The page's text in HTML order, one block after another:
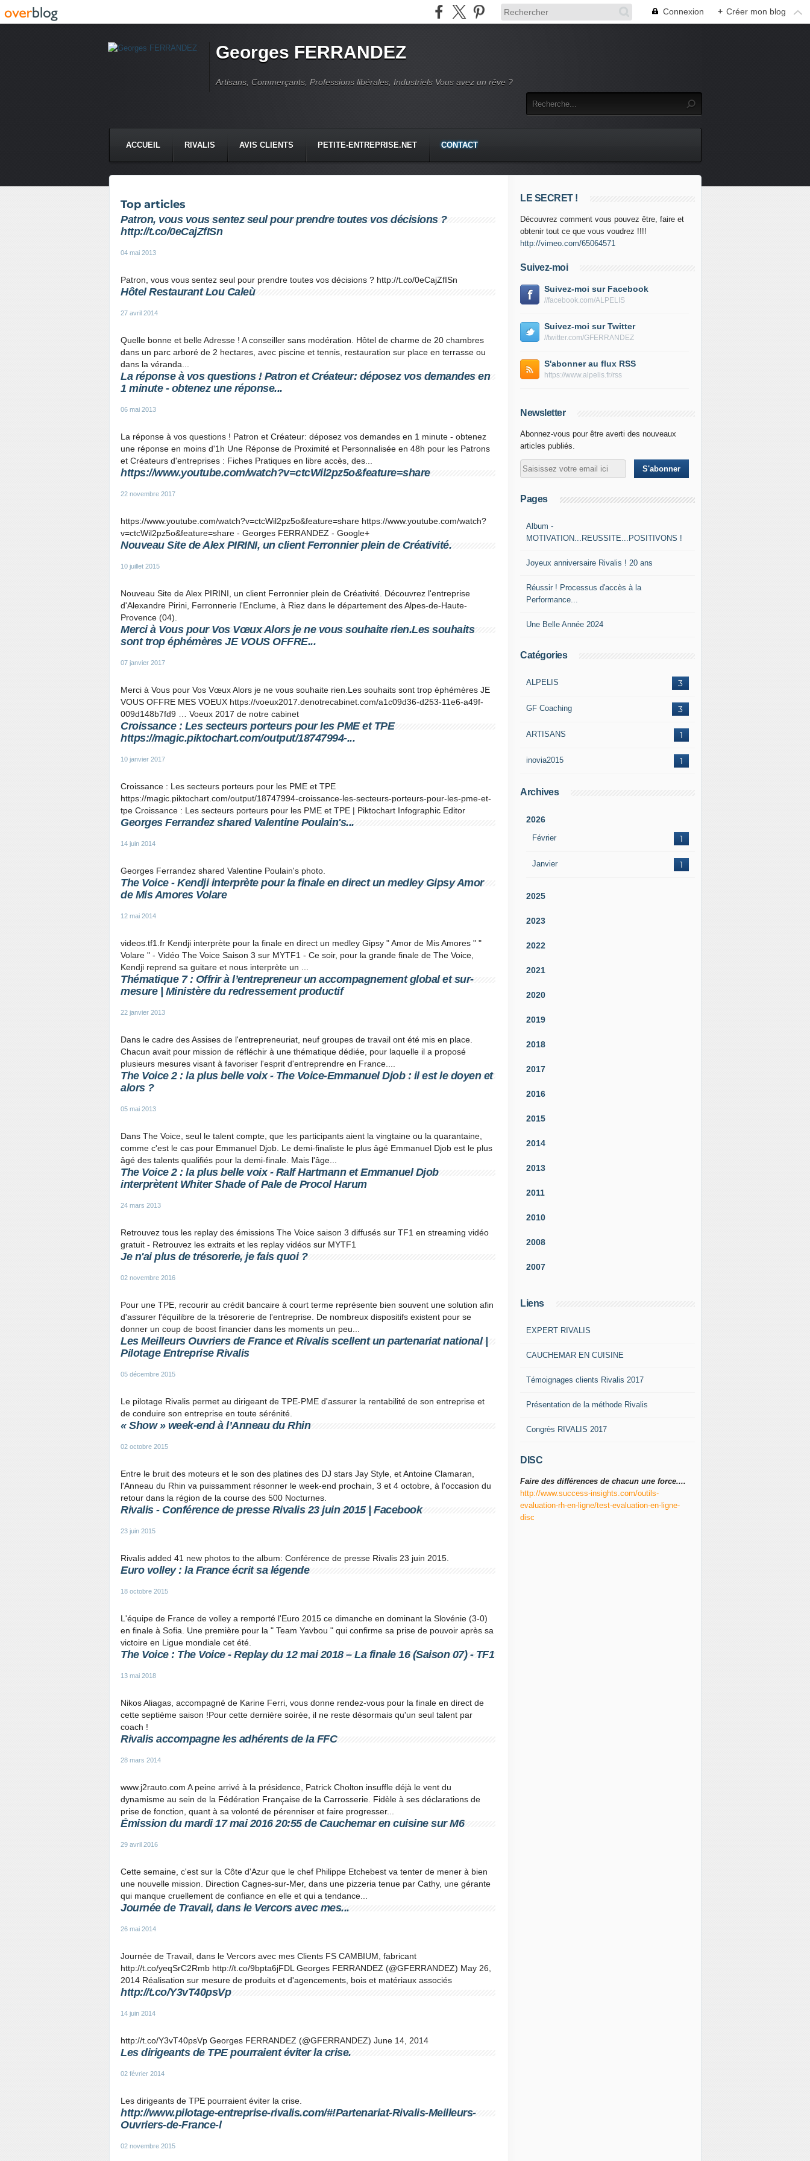
Connexion + Créer mon blog
Georges FERRANDEZ
Artisans, Commerçants, Professions libérales, Industriels Vous avez un rêve ?
ACCUEIL RIVALIS AVIS CLIENTS PETITE-ENTREPRISE.NET CONTACT
Top articles
Patron, vous vous sentez seul pour prendre toutes vos décisions ?
http://t.co/0eCajZfISn
04 mai 2013
Patron, vous vous sentez seul pour prendre toutes vos décisions ? http://t.co/0eCajZfISn
Hôtel Restaurant Lou Caleù
27 avril 2014
Quelle bonne et belle Adresse ! A conseiller sans modération. Hôtel de charme de 20 chambres
dans un parc arboré de 2 hectares, avec piscine et tennis, restauration sur place en terrasse ou
dans la véranda...
La réponse à vos questions ! Patron et Créateur: déposez vos demandes en
1 minute - obtenez une réponse...
06 mai 2013
La réponse à vos questions ! Patron et Créateur: déposez vos demandes en 1 minute - obtenez
une réponse en moins d'1h Une Réponse de Proximité et Personnalisée en 48h pour les Patrons
et Créateurs d'entreprises : Fiches Pratiques en libre accès, des...
https://www.youtube.com/watch?v=ctcWil2pz5o&feature=share
22 novembre 2017
https://www.youtube.com/watch?v=ctcWil2pz5o&feature=share https://www.youtube.com/watch?
v=ctcWil2pz5o&feature=share - Georges FERRANDEZ - Google+
Nouveau Site de Alex PIRINI, un client Ferronnier plein de Créativité.
10 juillet 2015
Nouveau Site de Alex PIRINI, un client Ferronnier plein de Créativité. Découvrez l'entreprise
d'Alexandre Pirini, Ferronnerie l'Enclume, à Riez dans le département des Alpes-de-Haute-
Provence (04).
Merci à Vous pour Vos Vœux Alors je ne vous souhaite rien.Les souhaits
sont trop éphémères JE VOUS OFFRE...
07 janvier 2017
Merci à Vous pour Vos Vœux Alors je ne vous souhaite rien.Les souhaits sont trop éphémères JE
VOUS OFFRE MES VOEUX https://voeux2017.denotrecabinet.com/a1c09d36-d253-11e6-a49f-
009d148b7fd9 … Voeux 2017 de notre cabinet
Croissance : Les secteurs porteurs pour les PME et TPE
https://magic.piktochart.com/output/18747994-...
10 janvier 2017
Croissance : Les secteurs porteurs pour les PME et TPE
https://magic.piktochart.com/output/18747994-croissance-les-secteurs-porteurs-pour-les-pme-et-
tpe Croissance : Les secteurs porteurs pour les PME et TPE | Piktochart Infographic Editor
Georges Ferrandez shared Valentine Poulain's...
14 juin 2014
Georges Ferrandez shared Valentine Poulain's photo.
The Voice - Kendji interprète pour la finale en direct un medley Gipsy Amor
de Mis Amores Volare
12 mai 2014
videos.tf1.fr Kendji interprète pour la finale en direct un medley Gipsy " Amor de Mis Amores " "
Volare " - Vidéo The Voice Saison 3 sur MYTF1 - Ce soir, pour la grande finale de The Voice,
Kendji reprend sa guitare et nous interprète un ...
Thématique 7 : Offrir à l’entrepreneur un accompagnement global et sur-
mesure | Ministère du redressement productif
22 janvier 2013
Dans le cadre des Assises de l'entrepreneuriat, neuf groupes de travail ont été mis en place.
Chacun avait pour mission de réfléchir à une thématique dédiée, pour laquelle il a proposé
plusieurs mesures visant à favoriser l'esprit d'entreprendre en France....
The Voice 2 : la plus belle voix - The Voice-Emmanuel Djob : il est le doyen et
alors ?
05 mai 2013
Dans The Voice, seul le talent compte, que les participants aient la vingtaine ou la quarantaine,
comme c'est le cas pour Emmanuel Djob. Le demi-finaliste le plus âgé Emmanuel Djob est le plus
âgé des talents qualifiés pour la demi-finale. Mais l'âge...
The Voice 2 : la plus belle voix - Ralf Hartmann et Emmanuel Djob
interprètent Whiter Shade of Pale de Procol Harum
24 mars 2013
Retrouvez tous les replay des émissions The Voice saison 3 diffusés sur TF1 en streaming vidéo
gratuit - Retrouvez les extraits et les replay vidéos sur MYTF1
Je n'ai plus de trésorerie, je fais quoi ?
02 novembre 2016
Pour une TPE, recourir au crédit bancaire à court terme représente bien souvent une solution afin
d'assurer l'équilibre de la trésorerie de l'entreprise. De nombreux dispositifs existent pour se
donner un coup de boost financier dans les moments un peu...
Les Meilleurs Ouvriers de France et Rivalis scellent un partenariat national |
Pilotage Entreprise Rivalis
05 décembre 2015
Le pilotage Rivalis permet au dirigeant de TPE-PME d'assurer la rentabilité de son entreprise et
de conduire son entreprise en toute sérénité.
« Show » week-end à l’Anneau du Rhin
02 octobre 2015
Entre le bruit des moteurs et le son des platines des DJ stars Jay Style, et Antoine Clamaran,
l'Anneau du Rhin va puissamment résonner le week-end prochain, 3 et 4 octobre, à l'occasion du
retour dans la région de la course des 500 Nocturnes.
Rivalis - Conférence de presse Rivalis 23 juin 2015 | Facebook
23 juin 2015
Rivalis added 41 new photos to the album: Conférence de presse Rivalis 23 juin 2015.
Euro volley : la France écrit sa légende
18 octobre 2015
L'équipe de France de volley a remporté l'Euro 2015 ce dimanche en dominant la Slovénie (3-0)
en finale à Sofia. Une première pour la " Team Yavbou " qui confirme sa prise de pouvoir après sa
victoire en Ligue mondiale cet été.
The Voice : The Voice - Replay du 12 mai 2018 – La finale 16 (Saison 07) - TF1
13 mai 2018
Nikos Aliagas, accompagné de Karine Ferri, vous donne rendez-vous pour la finale en direct de
cette septième saison !Pour cette dernière soirée, il ne reste désormais qu'un seul talent par
coach !
Rivalis accompagne les adhérents de la FFC
28 mars 2014
www.j2rauto.com A peine arrivé à la présidence, Patrick Cholton insuffle déjà le vent du
dynamisme au sein de la Fédération Française de la Carrosserie. Fidèle à ses déclarations de
prise de fonction, quant à sa volonté de pérenniser et faire progresser...
Émission du mardi 17 mai 2016 20:55 de Cauchemar en cuisine sur M6
29 avril 2016
Cette semaine, c'est sur la Côte d'Azur que le chef Philippe Etchebest va tenter de mener à bien
une nouvelle mission. Direction Cagnes-sur-Mer, dans une pizzeria tenue par Cathy, une gérante
qui manque cruellement de confiance en elle et qui a tendance...
Journée de Travail, dans le Vercors avec mes...
26 mai 2014
Journée de Travail, dans le Vercors avec mes Clients FS CAMBIUM, fabricant
http://t.co/yeqSrC2Rmb http://t.co/9bpta6jFDL Georges FERRANDEZ (@GFERRANDEZ) May 26,
2014 Réalisation sur mesure de produits et d'agencements, bois et matériaux associés
http://t.co/Y3vT40psVp
14 juin 2014
http://t.co/Y3vT40psVp Georges FERRANDEZ (@GFERRANDEZ) June 14, 2014
Les dirigeants de TPE pourraient éviter la crise.
02 février 2014
Les dirigeants de TPE pourraient éviter la crise.
http://www.pilotage-entreprise-rivalis.com/#!Partenariat-Rivalis-Meilleurs-
Ouvriers-de-France-l
02 novembre 2015
LE SECRET !
Découvrez comment vous pouvez être, faire et
obtenir tout ce que vous voudrez !!!!
http://vimeo.com/65064571
Suivez-moi
Suivez-moi sur Facebook
//facebook.com/ALPELIS
Suivez-moi sur Twitter
//twitter.com/GFERRANDEZ
S'abonner au flux RSS
https://www.alpelis.fr/rss
Newsletter
Abonnez-vous pour être averti des nouveaux
articles publiés.
Pages
Album -
MOTIVATION...REUSSITE...POSITIVONS !
Joyeux anniversaire Rivalis ! 20 ans
Réussir ! Processus d'accès à la
Performance...
Une Belle Année 2024
Catégories
3
ALPELIS
3
GF Coaching
1
ARTISANS
1
inovia2015
Archives
2026
Février 1
Janvier 1
2025
2023
2022
2021
2020
2019
2018
2017
2016
2015
2014
2013
2011
2010
2008
2007
Liens
EXPERT RIVALIS
CAUCHEMAR EN CUISINE
Témoignages clients Rivalis 2017
Présentation de la méthode Rivalis
Congrès RIVALIS 2017
DISC
Faire des différences de chacun une force....
http://www.success-insights.com/outils-
evaluation-rh-en-ligne/test-evaluation-en-ligne-
disc